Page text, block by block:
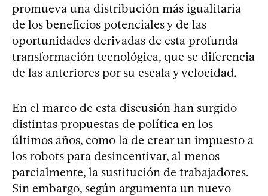
promueva una distribución más igualitaria
de los beneficios potenciales y de las
oportunidades derivadas de esta profunda
transformación tecnológica, que se diferencia
de las anteriores por su escala y velocidad.
En el marco de esta discusión han surgido
distintas propuestas de política en los
últimos años, como la de crear un impuesto a
los robots para desincentivar, al menos
parcialmente, la sustitución de trabajadores.
Sin embargo, según argumenta un nuevo